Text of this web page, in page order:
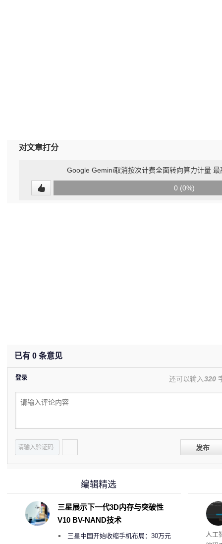
对文章打分
Google Gemini取消按次计费全面转向算力计量
0 (0%)
已有 0 条意见
登录 还可以输入320
发布
多
人工
编辑精选
三星展示下一代3D内存与突破性
V10 BV-NAND技术
三星中国开始收缩手机布局：30万元